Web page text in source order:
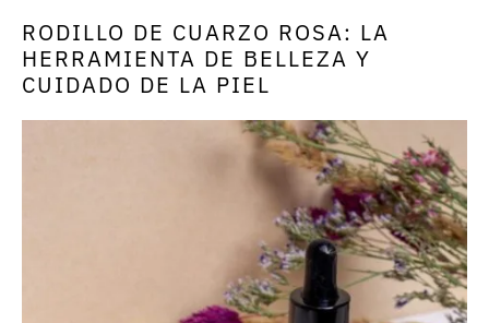
RODILLO DE CUARZO ROSA: LA
HERRAMIENTA DE BELLEZA Y
CUIDADO DE LA PIEL